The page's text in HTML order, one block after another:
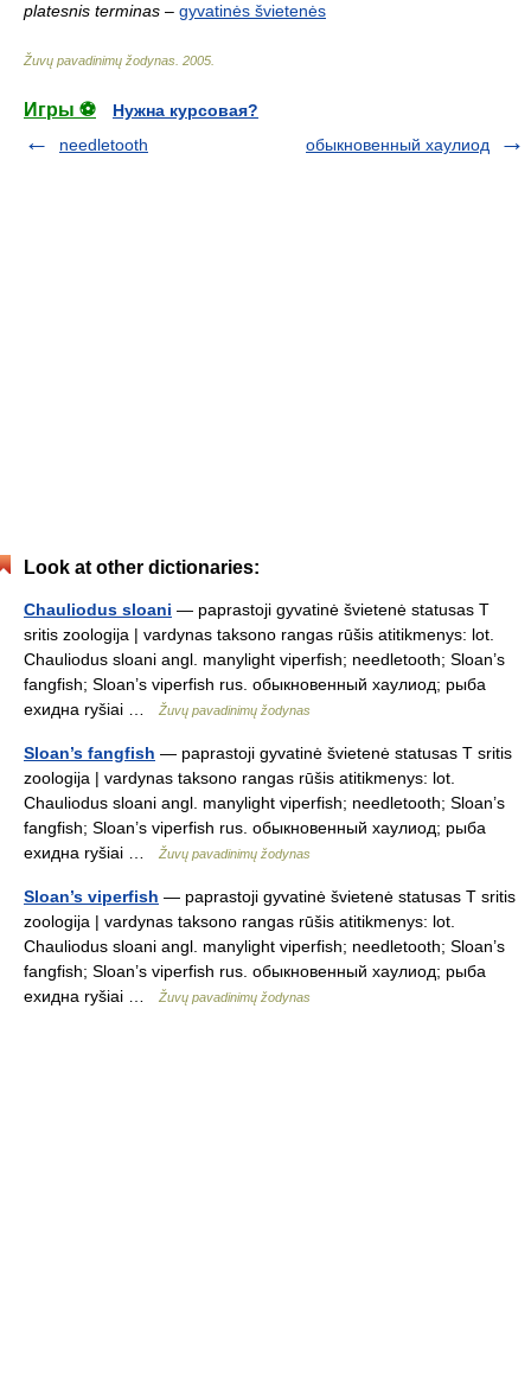
platesnis terminas – gyvatinės švietenės
Žuvų pavadinimų žodynas 2005
Игры ⚽
Нужна курсовая?
needletooth
обыкновенный хаулиод
Look at other dictionaries:
Chauliodus sloani — paprastoji gyvatinė švietenė statusas T
sritis zoologija | vardynas taksono rangas rūšis atitikmenys: lot.
Chauliodus sloani angl. manylight viperfish; needletooth; Sloan’s
fangfish; Sloan’s viperfish rus. обыкновенный хаулиод; рыба
ехидна ryšiai …
Žuvų pavadinimų žodynas
Sloan’s fangfish — paprastoji gyvatinė švietenė statusas T sritis
zoologija | vardynas taksono rangas rūšis atitikmenys: lot.
Chauliodus sloani angl. manylight viperfish; needletooth; Sloan’s
fangfish; Sloan’s viperfish rus. обыкновенный хаулиод; рыба
ехидна ryšiai …
Žuvų pavadinimų žodynas
Sloan’s viperfish — paprastoji gyvatinė švietenė statusas T sritis
zoologija | vardynas taksono rangas rūšis atitikmenys: lot.
Chauliodus sloani angl. manylight viperfish; needletooth; Sloan’s
fangfish; Sloan’s viperfish rus. обыкновенный хаулиод; рыба
ехидна ryšiai …
Žuvų pavadinimų žodynas